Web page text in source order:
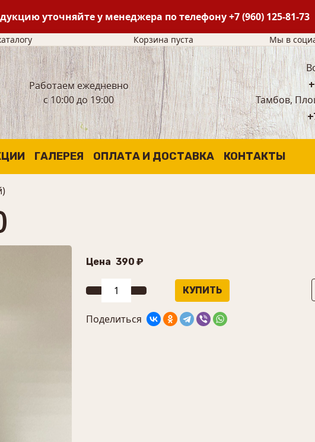
уточняйте у менеджера по телефону+7 (960) 125-81-73
Корзина пуста Мы в
Работаем ежедневно
с 10:00 до 19:00
Тамбов,
ГАЛЕРЕЯ ОПЛАТА И ДОСТАВКА КОНТАКТЫ
Цена 390 ₽
Поделиться